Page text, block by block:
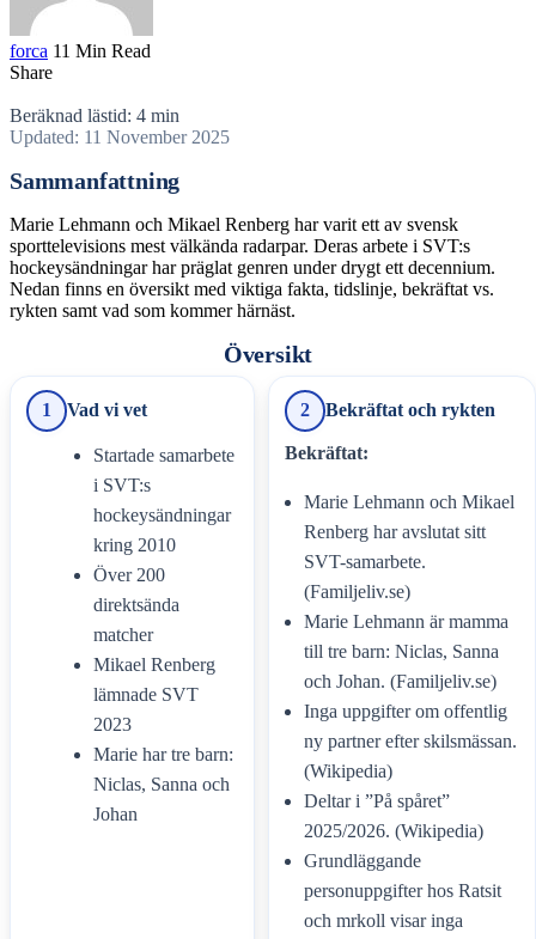
forca 11 Min Read
Share
Beräknad lästid: 4 min
Updated: 11 November 2025
Sammanfattning
Marie Lehmann och Mikael Renberg har varit ett av svensk
sporttelevisions mest välkända radarpar. Deras arbete i SVT:s
hockeysändningar har präglat genren under drygt ett decennium.
Nedan finns en översikt med viktiga fakta, tidslinje, bekräftat vs.
rykten samt vad som kommer härnäst.
Översikt
1 Vad vi vet
Startade samarbete
i SVT:s
hockeysändningar
kring 2010
Över 200
direktsända
matcher
Mikael Renberg
lämnade SVT
2023
Marie har tre barn:
Niclas, Sanna och
Johan
2 Bekräftat och rykten
Bekräftat:
Marie Lehmann och Mikael
Renberg har avslutat sitt
SVT-samarbete.
(Familjeliv.se)
Marie Lehmann är mamma
till tre barn: Niclas, Sanna
och Johan. (Familjeliv.se)
Inga uppgifter om offentlig
ny partner efter skilsmässan.
(Wikipedia)
Deltar i ”På spåret”
2025/2026. (Wikipedia)
Grundläggande
personuppgifter hos Ratsit
och mrkoll visar inga